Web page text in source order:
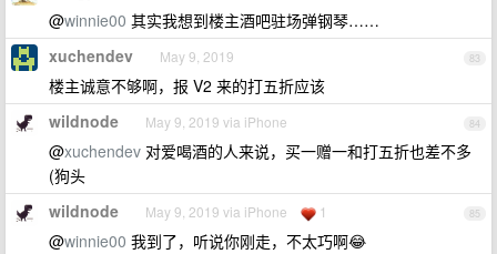
@winnie00 其实我想到楼主酒吧驻场弹钢琴……
83
xuchendev May 9, 2019
楼主诚意不够啊，报 V2 来的打五折应该
84
wildnode May 9, 2019 via iPhone
@xuchendev 对爱喝酒的人来说，买一赠一和打五折也差不多
(狗头
85
wildnode May 9, 2019 via iPhone 1
@winnie00 我到了，听说你刚走，不太巧啊😂